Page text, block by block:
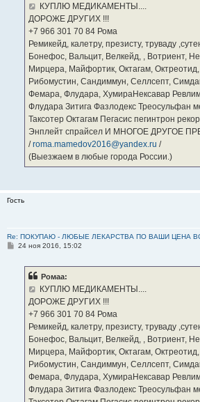
КУПЛЮ МЕДИКАМЕНТЫ....
ДОРОЖЕ ДРУГИХ !!!
‪+7 966 301 70 84‬ Рома
Ремикейд, калетру, презисту, труваду
Бонефос, Вальцит, Велкейд, , Вотриент,
Мирцера, Майфортик, Октагам,
Рибомустин, Сандиммун, Селлсепт,
Фемара, Флудара, ХумираНексавар
Флудара Зитига Фазлодекс Треосульфан
Таксотер Октагам Пегасис пегинтрон
Энплейт спрайсел И МНОГОЕ ДРУГОЕ
/roma.mamedov2016@yandex.ru /
(Выезжаем в любые города России.)
Гость
Re: ПОКУПАЮ - ЛЮБЫЕ ЛЕКАРСТВА ПО ВАШИ ЦЕНА
С24 ноя 2016, 15:02
Ромаа:
КУПЛЮ МЕДИКАМЕНТЫ....
ДОРОЖЕ ДРУГИХ !!!
‪+7 966 301 70 84‬ Рома
Ремикейд, калетру, презисту, труваду
Бонефос, Вальцит, Велкейд, , Вотриент,
Мирцера, Майфортик, Октагам,
Рибомустин, Сандиммун, Селлсепт,
Фемара, Флудара, ХумираНексавар
Флудара Зитига Фазлодекс Треосульфан